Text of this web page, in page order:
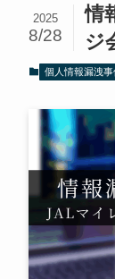
情
ジ
2025
8/28
個人情報漏洩事